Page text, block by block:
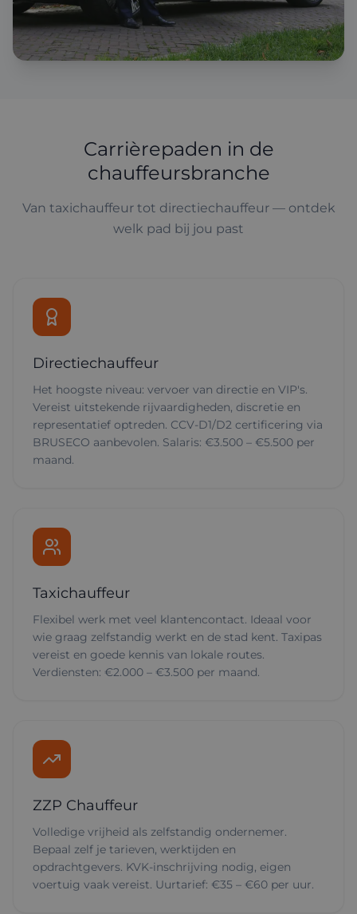
Carrièrepaden in de
chauffeursbranche
Van taxichauffeur tot directiechauffeur — ontdek
welk pad bij jou past
Directiechauffeur
Het hoogste niveau: vervoer van directie en VIP's.
Vereist uitstekende rijvaardigheden, discretie en
representatief optreden. CCV-D1/D2 certificering via
BRUSECO aanbevolen. Salaris: €3.500 – €5.500 per
maand.
Taxichauffeur
Flexibel werk met veel klantencontact. Ideaal voor
wie graag zelfstandig werkt en de stad kent. Taxipas
vereist en goede kennis van lokale routes.
Verdiensten: €2.000 – €3.500 per maand.
ZZP Chauffeur
Volledige vrijheid als zelfstandig ondernemer.
Bepaal zelf je tarieven, werktijden en
opdrachtgevers. KVK-inschrijving nodig, eigen
voertuig vaak vereist. Uurtarief: €35 – €60 per uur.